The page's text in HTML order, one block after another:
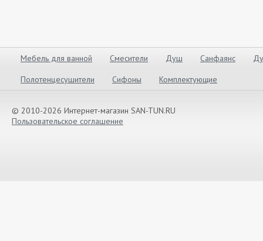
Мебель для ванной Смесители Душ Санфаянс
Полотенцесушители
Сифоны Комплектующие
© 2010-2026 Интернет-магазин SAN-TUN.RU
Пользовательское соглашение